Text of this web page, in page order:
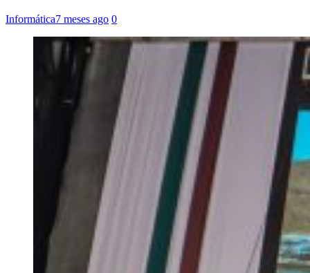
Informática7 meses ago 0